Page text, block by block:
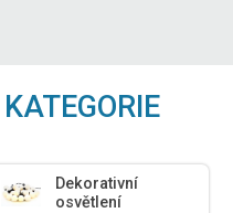
Dekorativní
osvětlení